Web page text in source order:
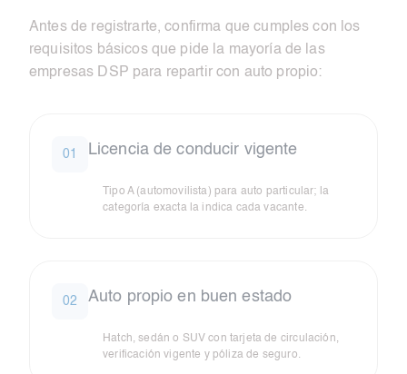
Antes de registrarte, confirma que cumples con los
requisitos básicos que pide la mayoría de las
empresas DSP para repartir con auto propio:
01 Licencia de conducir vigente
Tipo A (automovilista) para auto particular; la
categoría exacta la indica cada vacante.
02 Auto propio en buen estado
Hatch, sedán o SUV con tarjeta de circulación,
verificación vigente y póliza de seguro.